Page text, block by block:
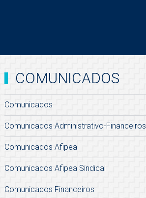
COMUNICADOS
Comunicados
Comunicados Administrativo-Financeiros
Comunicados Afipea
Comunicados Afipea Sindical
Comunicados Financeiros